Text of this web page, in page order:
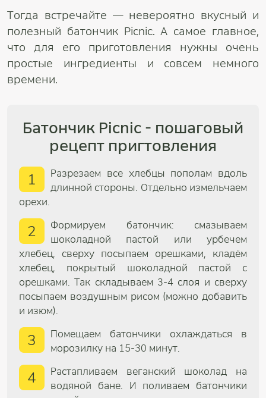
Тогда встречайте — невероятно вкусный и
полезный батончик Picnic. А самое главное,
что для его приготовления нужны очень
простые ингредиенты и совсем немного
времени.
Батончик Picnic - пошаговый
рецепт пригтовления
1
Разрезаем все хлебцы пополам вдоль
длинной стороны. Отдельно измельчаем
орехи.
2
Формируем батончик: смазываем
шоколадной пастой или урбечем
хлебец, сверху посыпаем орешками, кладём
хлебец, покрытый шоколадной пастой с
орешками. Так складываем 3-4 слоя и сверху
посыпаем воздушным рисом (можно добавить
и изюм).
3
Помещаем батончики охлаждаться в
морозилку на 15-30 минут.
4
Растапливаем веганский шоколад на
водяной бане. И поливаем батончики